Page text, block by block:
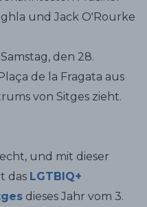
und Jack O'Rourke
den 28.
de la Fragata aus
von Sitges zieht.
und mit dieser
das LGTBIQ+
dieses Jahr vom 3.